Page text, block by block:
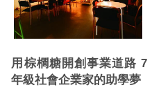
用棕櫚糖開創事業道路 7
年級社會企業家的助學夢